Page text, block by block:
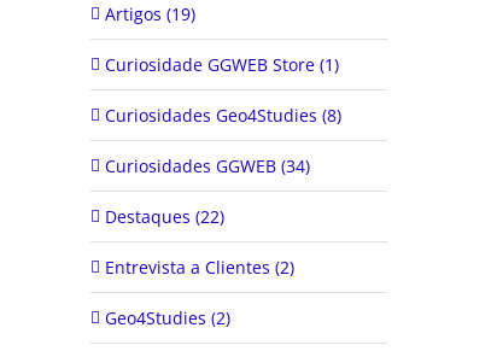
Artigos (19)
Curiosidade GGWEB Store (1)
Curiosidades Geo4Studies (8)
Curiosidades GGWEB (34)
Destaques (22)
Entrevista a Clientes (2)
Geo4Studies (2)